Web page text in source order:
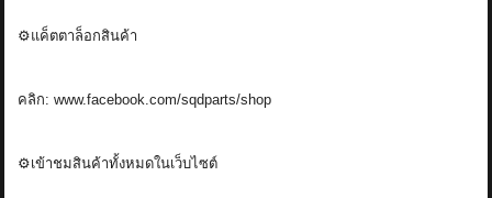
⚙️แค็ตตาล็อกสินค้า
คลิก: www.facebook.com/sqdparts/shop
⚙️เข้าชมสินค้าทั้งหมดในเว็บไซต์